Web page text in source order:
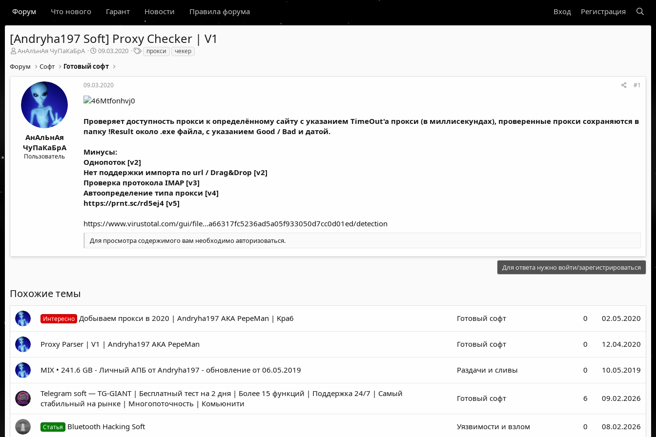
Форум Что нового Гарант Новости Правила форума Вход Регистрация
[Andryha197 Soft] Proxy Checker | V1
А
т
о
м
АнАлЬнАя ЧуПаКаБрА
Д
т
а
н
ч
л
а
09.03.2020
Т
е
и
прокси чекер
Форум Софт Готовый софт
АнАлЬнАя
ЧуПаКаБрА
Пользователь
09.03.2020 #1
Проверяет доступность прокси к определённому сайту с указанием TimeOut'a прокси (в миллисекундах), проверенные прокси сохраняются в
папку !Result около .exe файла, с указанием Good / Bad и датой.
Минусы:
Однопоток [v2]
Нет поддержки импорта по url / Drag&Drop [v2]
Проверка протокола IMAP [v3]
Автоопределение типа прокси [v4]
https://prnt.sc/rd5ej4 [v5]
https://www.virustotal.com/gui/file...a66317fc5236ad5a05f933050d7cc0d01ed/detection
Для просмотра содержимого вам необходимоавторизоваться.
Для ответа нужно войти/зарегистрироваться
Похожие темы
Интересно Добываем прокси в 2020 | Andryha197 AKA PepeMan | Kpa6 Готовый софт 0 02.05.2020
Proxy Parser | V1 | Andryha197 AKA PepeMan Готовый софт 0 12.04.2020
MIX • 241.6 GB - Личный АПБ от Andryha197 - обновление от 06.05.2019 Раздачи и сливы 0 10.05.2019
Telegram soft — TG-GIANT | Бесплатный тест на 2 дня | Более 15 функций | Поддержка 24/7 | Самый
стабильный на рынке | Многопоточность | Комьюнити
Готовый софт 6 09.02.2026
Статья Bluetooth Hacking Soft Уязвимости и взлом 0 08.02.2026